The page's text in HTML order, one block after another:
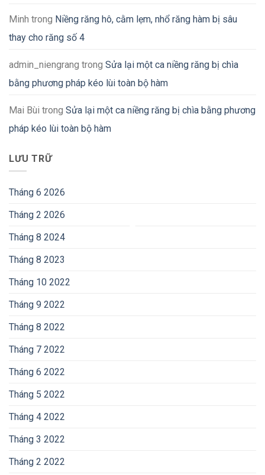
Minh trong Niềng răng hô, cằm lẹm, nhổ răng hàm bị sâu
thay cho răng số 4
admin_niengrang trong Sửa lại một ca niềng răng bị chìa
bằng phương pháp kéo lùi toàn bộ hàm
Mai Bùi trong Sửa lại một ca niềng răng bị chìa bằng phương
pháp kéo lùi toàn bộ hàm
LƯU TRỮ
Tháng 6 2026
Tháng 2 2026
Tháng 8 2024
Tháng 8 2023
Tháng 10 2022
Tháng 9 2022
Tháng 8 2022
Tháng 7 2022
Tháng 6 2022
Tháng 5 2022
Tháng 4 2022
Tháng 3 2022
Tháng 2 2022